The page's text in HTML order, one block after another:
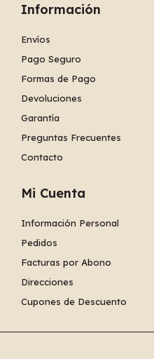
Información
Envíos
Pago Seguro
Formas de Pago
Devoluciones
Garantía
Preguntas Frecuentes
Contacto
Mi Cuenta
Información Personal
Pedidos
Facturas por Abono
Direcciones
Cupones de Descuento